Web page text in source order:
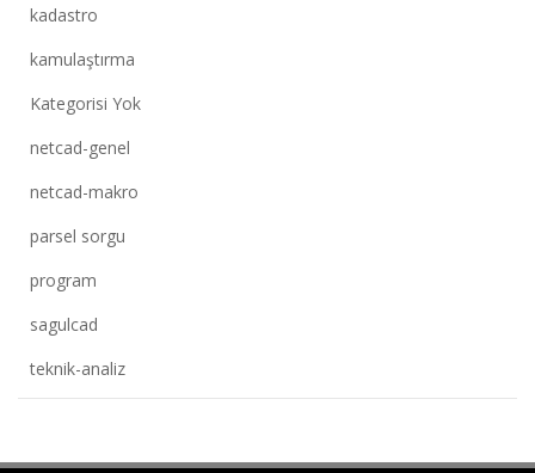
kadastro
kamulaştırma
Kategorisi Yok
netcad-genel
netcad-makro
parsel sorgu
program
sagulcad
teknik-analiz